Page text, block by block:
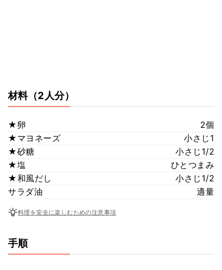
材料（2人分）
★卵
2個
★マヨネーズ
小さじ1
★砂糖
小さじ1/2
★塩
ひとつまみ
★和風だし
小さじ1/2
サラダ油
適量
料理を安全に楽しむための注意事項
手順